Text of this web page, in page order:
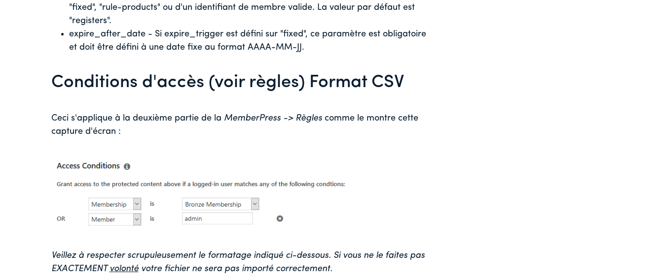
"fixed", "rule-products" ou d'un identifiant de membre valide. La valeur par défaut est
"registers".
expire_after_date - Si expire_trigger est défini sur "fixed", ce paramètre est obligatoire
et doit être défini à une date fixe au format AAAA-MM-JJ.
Conditions d'accès (voir règles) Format CSV
Ceci s'applique à la deuxième partie de la MemberPress -> Règlescomme le montre cette
capture d'écran :
Veillez à respecter scrupuleusement le formatage indiqué ci-dessous. Si vous ne le faites pas
EXACTEMENTvolontévotre fichier ne sera pas importé correctement.